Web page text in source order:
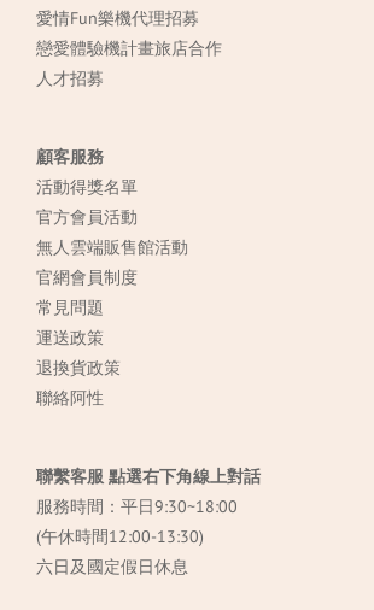
愛情Fun樂機代理招募
戀愛體驗機計畫旅店合作
人才招募
顧客服務
活動得獎名單
官方會員活動
無人雲端販售館活動
官網會員制度
常見 問題
運送政策
退換貨政策
聯絡阿性
聯繫客服 點選右下角線上對話
服務時間：平日9:30~18:00
(午休時間12:00-13:30)
六日及國定假日休息